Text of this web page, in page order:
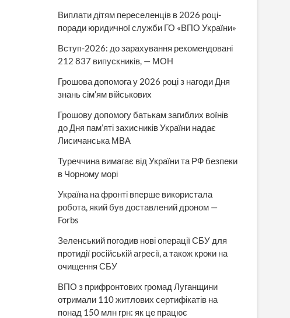
Виплати дітям переселенців в 2026 році-
поради юридичної служби ГО «ВПО України»
Вступ-2026: до зарахування рекомендовані
212 837 випускників, — МОН
Грошова допомога у 2026 році з нагоди Дня
знань сім’ям військових
Грошову допомогу батькам загиблих воїнів
до Дня пам’яті захисників України надає
Лисичанська МВА
Туреччина вимагає від України та РФ безпеки
в Чорному морі
Україна на фронті вперше використала
робота, який був доставлений дроном —
Forbs
Зеленський погодив нові операції СБУ для
протидії російській агресії, а також кроки на
очищення СБУ
ВПО з прифронтових громад Луганщини
отримали 110 житлових сертифікатів на
понад 150 млн грн: як це працює